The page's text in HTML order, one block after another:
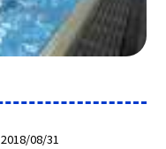
2018/08/31